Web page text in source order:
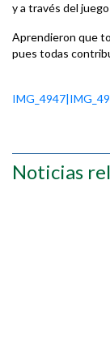
y a través del
Aprendieron que
pues todas
Noticias